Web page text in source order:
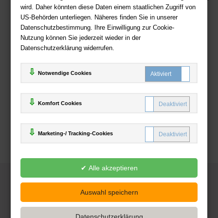
wird. Daher könnten diese Daten einem staatlichen Zugriff von
US-Behörden unterliegen. Näheres finden Sie in unserer
Datenschutzbestimmung. Ihre Einwilligung zur Cookie-
Nutzung können Sie jederzeit wieder in der
Datenschutzerklärung widerrufen.
Notwendige Cookies
Komfort Cookies
Marketing-/ Tracking-Cookies
Zahlweisen
Deutsche-Buchhandlung.de
www.deutsche-buchhandlung.de ist ein Angebot der
Handelsgesellschaft mbH
Powered by Inooga